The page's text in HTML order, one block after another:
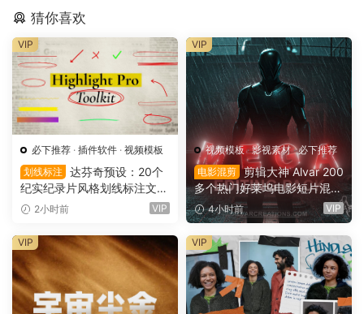
猜你喜欢
必下推荐 · 插件软件 · 视频模板
划线标注
达芬奇预设：20个
纪实纪录片风格划线标注文字
高亮突出标注划重点显示动画
2小时前 VIP
VIP
视频模板·影视素材·必下推荐
电影混剪 剪辑大神 Alvar 200
多个热门好莱坞电影短片混剪
AE预设+音效+教程 AlvarCre
ations – MEGA Editing Pack
（16166）
4小时前 VIP
VIP
VIP VIP